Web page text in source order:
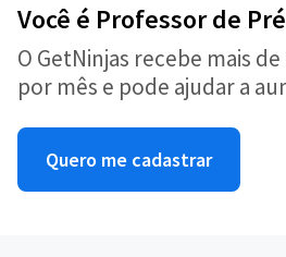
Você é Professor de
O GetNinjas recebe mais
por mês e pode ajudar a
Quero me cadastrar